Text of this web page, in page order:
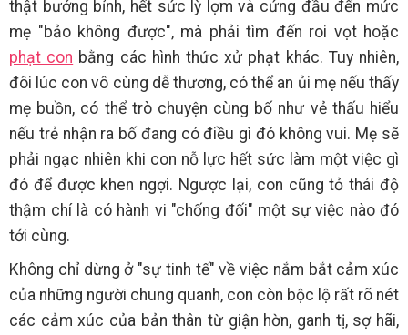
thật bướng bỉnh, hết sức lỳ lợm và cứng đầu đến mức
mẹ "bảo không được", mà phải tìm đến roi vọt hoặc
phạt con bằng các hình thức xử phạt khác. Tuy nhiên,
đôi lúc con vô cùng dễ thương, có thể an ủi mẹ nếu thấy
mẹ buồn, có thể trò chuyện cùng bố như vẻ thấu hiểu
nếu trẻ nhận ra bố đang có điều gì đó không vui. Mẹ sẽ
phải ngạc nhiên khi con nỗ lực hết sức làm một việc gì
đó để được khen ngợi. Ngược lại, con cũng tỏ thái độ
thậm chí là có hành vi "chống đối" một sự việc nào đó
tới cùng.
Không chỉ dừng ở "sự tinh tế" về việc nắm bắt cảm xúc
của những người chung quanh, con còn bộc lộ rất rõ nét
các cảm xúc của bản thân từ giận hờn, ganh tị, sợ hãi,